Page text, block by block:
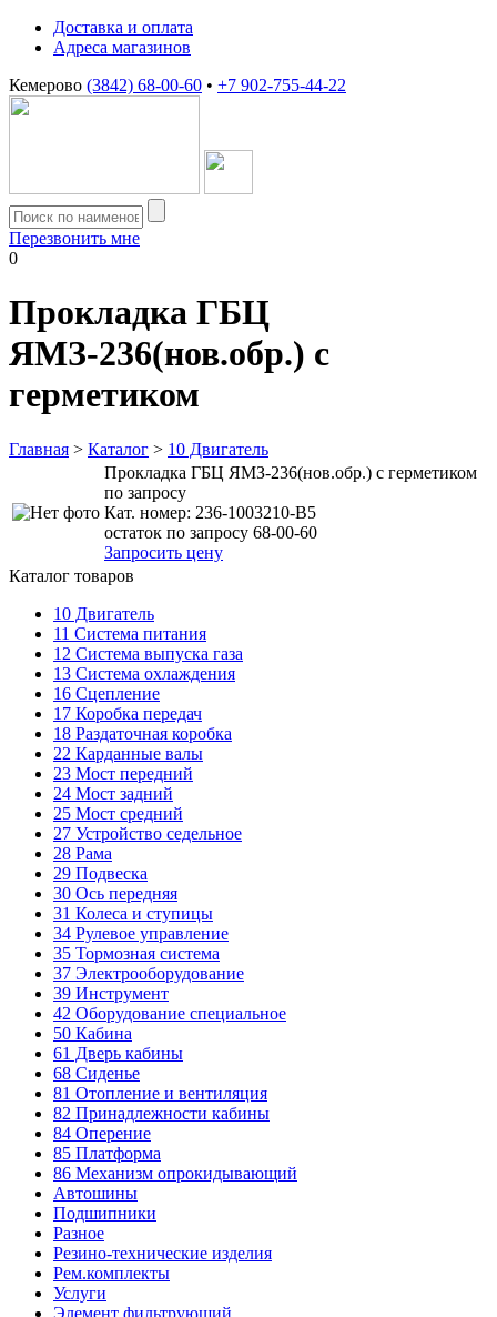
Доставка и оплата
Адреса магазинов
Кемерово (3842) 68-00-60 • +7 902-755-44-22
Перезвонить мне
0
Прокладка ГБЦ
ЯМЗ-236(нов.обр.) с
герметиком
Главная > Каталог > 10 Двигатель
Прокладка ГБЦ ЯМЗ-236(нов.обр.) с герметиком
по запросу
Кат. номер: 236-1003210-В5
остаток по запросу 68-00-60
Запросить цену
Каталог товаров
10 Двигатель
11 Система питания
12 Система выпуска газа
13 Система охлаждения
16 Сцепление
17 Коробка передач
18 Раздаточная коробка
22 Карданные валы
23 Мост передний
24 Мост задний
25 Мост средний
27 Устройство седельное
28 Рама
29 Подвеска
30 Ось передняя
31 Колеса и ступицы
34 Рулевое управление
35 Тормозная система
37 Электрооборудование
39 Инструмент
42 Оборудование специальное
50 Кабина
61 Дверь кабины
68 Сиденье
81 Отопление и вентиляция
82 Принадлежности кабины
84 Оперение
85 Платформа
86 Механизм опрокидывающий
Автошины
Подшипники
Разное
Резино-технические изделия
Рем.комплекты
Услуги
Элемент фильтрующий